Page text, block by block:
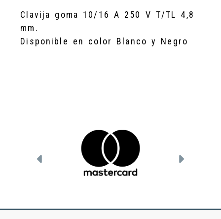
Clavija goma 10/16 A 250 V T/TL 4,8
mm.
Disponible en color Blanco y Negro
Anterior